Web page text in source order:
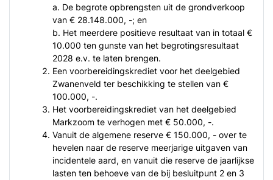
a. De begrote opbrengsten uit de grondverkoop
van € 28.148.000, -; en
b. Het meerdere positieve resultaat van in totaal €
10.000 ten gunste van het begrotingsresultaat
2028 e.v. te laten brengen.
Een voorbereidingskrediet voor het deelgebied
Zwanenveld ter beschikking te stellen van €
100.000, -.
Het voorbereidingskrediet van het deelgebied
Markzoom te verhogen met € 50.000, -.
Vanuit de algemene reserve € 150.000, - over te
hevelen naar de reserve meerjarige uitgaven van
incidentele aard, en vanuit die reserve de jaarlijkse
lasten ten behoeve van de bij besluitpunt 2 en 3